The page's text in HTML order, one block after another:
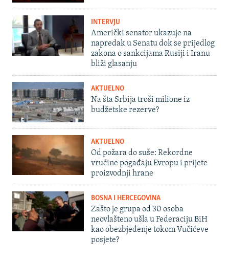
INTERVJU
Američki senator ukazuje na
napredak u Senatu dok se prijedlog
zakona o sankcijama Rusiji i Iranu
bliži glasanju
AKTUELNO
Na šta Srbija troši milione iz
budžetske rezerve?
AKTUELNO
Od požara do suše: Rekordne
vrućine pogađaju Evropu i prijete
proizvodnji hrane
BOSNA I HERCEGOVINA
Zašto je grupa od 30 osoba
neovlašteno ušla u Federaciju BiH
kao obezbjeđenje tokom Vučićeve
posjete?